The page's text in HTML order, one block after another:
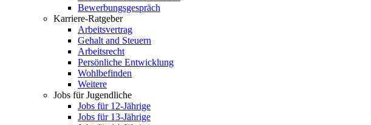
Bewerbungsgespräch
Karriere-Ratgeber
Arbeitsvertrag
Gehalt and Steuern
Arbeitsrecht
Persönliche Entwicklung
Wohlbefinden
Weitere
Jobs für Jugendliche
Jobs für 12-Jährige
Jobs für 13-Jährige